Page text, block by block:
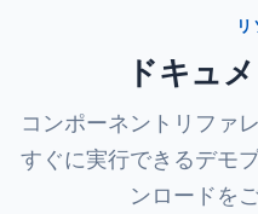
ドキュ
コンポーネントリファ
すぐに実行できるデモ
ンロードを